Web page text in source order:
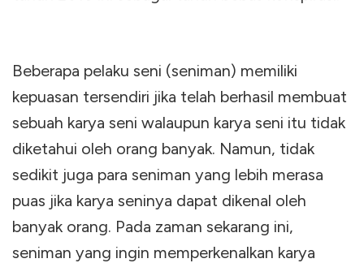
Beberapa pelaku seni (seniman) memiliki
kepuasan tersendiri jika telah berhasil membuat
sebuah karya seni walaupun karya seni itu tidak
diketahui oleh orang banyak. Namun, tidak
sedikit juga para seniman yang lebih merasa
puas jika karya seninya dapat dikenal oleh
banyak orang. Pada zaman sekarang ini,
seniman yang ingin memperkenalkan karya